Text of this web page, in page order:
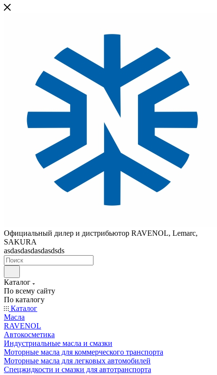
Официальный дилер и дистрибьютор RAVENOL, Lemarc,
SAKURA
asdasdasdasdasdsds
Каталог
По всему сайту
По каталогу
Каталог
Масла
RAVENOL
Автокосметика
Индустриальные масла и смазки
Моторные масла для коммерческого транспорта
Моторные масла для легковых автомобилей
Спецжидкости и смазки для автотранспорта